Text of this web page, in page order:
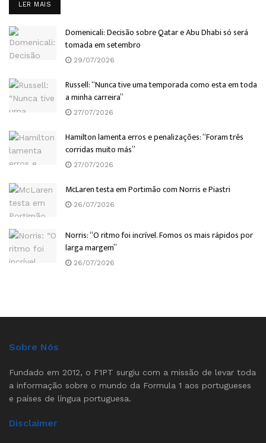
LER MAIS
Domenicali: Decisão sobre Qatar e Abu Dhabi só será
tomada em setembro
29/07/2026
Russell: “Nunca tive uma temporada como esta em toda
a minha carreira”
27/07/2026
Hamilton lamenta erros e penalizações: “Foram três
corridas muito más”
27/07/2026
McLaren testa em Portimão com Norris e Piastri
26/07/2026
Norris: “O ritmo foi incrível. Fomos os mais rápidos por
larga margem”
26/07/2026
Sobre Nós
Fundado em 2012, o F1PT surgiu com a missão de levar toda
a informação sobre o mundo da Formula 1 aos portugueses
e países de língua portuguesa.
Disclaimer